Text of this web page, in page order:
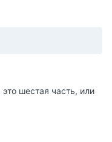
это шестая часть, или